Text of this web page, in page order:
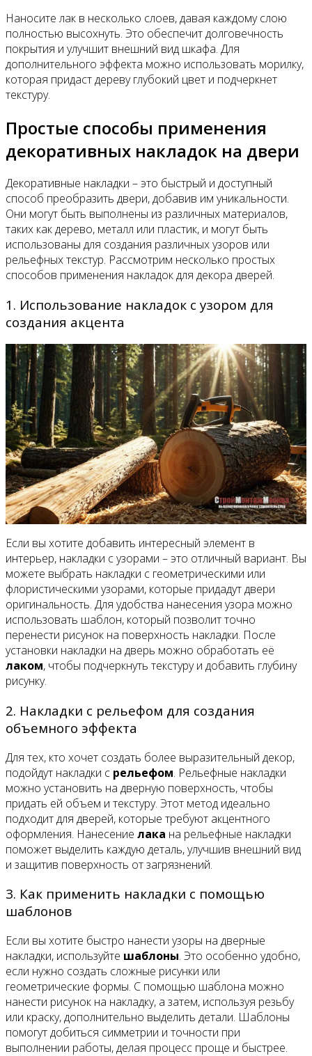
Наносите лак в несколько слоев, давая каждому слою
полностью высохнуть. Это обеспечит долговечность
покрытия и улучшит внешний вид шкафа. Для
дополнительного эффекта можно использовать морилку,
которая придаст дереву глубокий цвет и подчеркнет
текстуру.
Простые способы применения
декоративных накладок на двери
Декоративные накладки – это быстрый и доступный
способ преобразить двери, добавив им уникальности.
Они могут быть выполнены из различных материалов,
таких как дерево, металл или пластик, и могут быть
использованы для создания различных узоров или
рельефных текстур. Рассмотрим несколько простых
способов применения накладок для декора дверей.
1. Использование накладок с узором для
создания акцента
Если вы хотите добавить интересный элемент в
интерьер, накладки с узорами – это отличный вариант. Вы
можете выбрать накладки с геометрическими или
флористическими узорами, которые придадут двери
оригинальность. Для удобства нанесения узора можно
использовать шаблон, который позволит точно
перенести рисунок на поверхность накладки. После
установки накладки на дверь можно обработать её
лаком, чтобы подчеркнуть текстуру и добавить глубину
рисунку.
2. Накладки с рельефом для создания
объемного эффекта
Для тех, кто хочет создать более выразительный декор,
подойдут накладки с рельефом. Рельефные накладки
можно установить на дверную поверхность, чтобы
придать ей объем и текстуру. Этот метод идеально
подходит для дверей, которые требуют акцентного
оформления. Нанесение лака на рельефные накладки
поможет выделить каждую деталь, улучшив внешний вид
и защитив поверхность от загрязнений.
3. Как применить накладки с помощью
шаблонов
Если вы хотите быстро нанести узоры на дверные
накладки, используйте шаблоны. Это особенно удобно,
если нужно создать сложные рисунки или
геометрические формы. С помощью шаблона можно
нанести рисунок на накладку, а затем, используя резьбу
или краску, дополнительно выделить детали. Шаблоны
помогут добиться симметрии и точности при
выполнении работы, делая процесс проще и быстрее.